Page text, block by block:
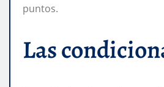
puntos.
Las